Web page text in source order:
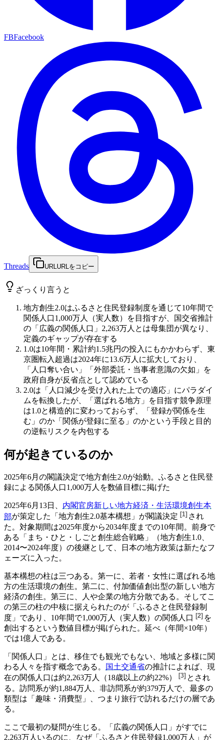
FBFacebook
Threads URLURLをコピー
ざっくり言うと
地方創生2.0はふるさと住民登録制度を通じて10年間で
関係人口1,000万人（実人数）を目指すが、国交省推計
の「広義の関係人口」2,263万人とは母集団が異なり、
定義のギャップが存在する
1.0は10年間・累計約1.5兆円の投入にもかかわらず、東
京圏転入超過は2024年に13.6万人に拡大しており、
「人口奪い合い」「外部委託・当事者意識の欠如」を
政府自身が反省点として認めている
2.0は「人口減少を受け入れた上での適応」にパラダイ
ムを転換したが、「選ばれる地方」を目指す競争原理
は1.0と構造的に変わっておらず、「登録が関係を生
む」のか「関係が登録に至る」のかという手段と目的
の逆転リスクを内包する
何が起きているのか
2025年6月の閣議決定で地方創生2.0が始動。ふるさと住民登
録による関係人口1,000万人を数値目標に掲げた
2025年6月13日、 内閣官房新しい地方経済・生活環境創生本
部が策定した「地方創生2.0基本構想」が閣議決定 [1] され
た。対象期間は2025年度から2034年度までの10年間。前身で
ある「まち・ひと・しごと創生総合戦略」（地方創生1.0、
2014〜2024年度）の後継として、日本の地方政策は新たなフ
ェーズに入った。
基本構想の柱は三つある。第一に、若者・女性に選ばれる地
方の生活環境の創生。第二に、付加価値創出型の新しい地方
経済の創生。第三に、人や企業の地方分散である。そしてこ
の第三の柱の中核に据えられたのが「ふるさと住民登録制
度」であり、 10年間で1,000万人（実人数）の関係人口 [2] を
創出するという数値目標が掲げられた。延べ（年間×10年）
では1億人である。
「関係人口」とは、移住でも観光でもない、地域と多様に関
わる人々を指す概念である。
国土交通省の推計によれば、現
在の関係人口は約2,263万人（18歳以上の約22%） [3] とされ
る。訪問系が約1,884万人、非訪問系が約379万人で、最多の
類型は「趣味・消費型」、つまり旅行で訪れるだけの層であ
る。
ここで最初の疑問が生じる。「広義の関係人口」がすでに
2,263万人いるのに、なぜ「ふるさと住民登録1,000万人」が